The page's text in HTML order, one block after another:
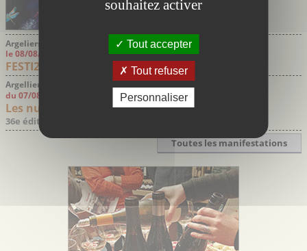
Argeliers Aude
le 08/08/2026
FESTI20
Argelliers Hérault
du 07/08/2026 au 08/08/2026
Les nuits des étoiles Argelliers
36e édition
Toutes les manifestations
souhaitez activer
Tout accepter
Tout refuser
Personnaliser